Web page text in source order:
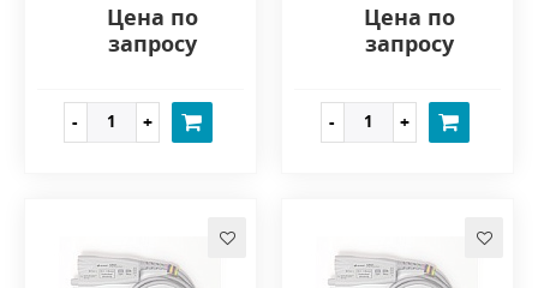
Цена по
запросу
Цена по
запросу